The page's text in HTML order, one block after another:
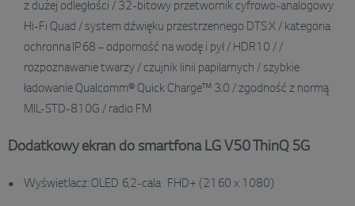
z dużej odległości / 32-bitowy przetwornik cyfrowo-analogowy
Hi-Fi Quad / system dźwięku przestrzennego DTS:X / kategoria
ochronna IP68 – odporność na wodę i pył / HDR10 / /
rozpoznawanie twarzy / czujnik linii papilarnych / szybkie
ładowanie Qualcomm® Quick Charge™ 3.0 / zgodność z normą
MIL-STD-810G / radio FM
Dodatkowy ekran do smartfona LG V50 ThinQ 5G
Wyświetlacz: OLED 6,2-cala FHD+ (2160 x 1080)